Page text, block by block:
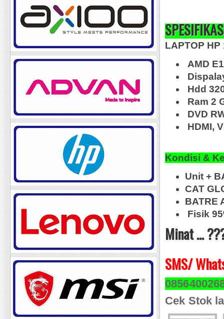
LAPTOP HP
AMD
Hdd
Ram 2
DVD
HDMI,
Kondisi &
Unit +
CAT
BATRE
Fisik
Minat ...
SMS/
Cek Stok